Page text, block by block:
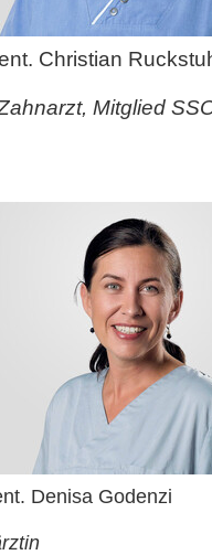
Christian
Mitglied
Denisa Godenzi